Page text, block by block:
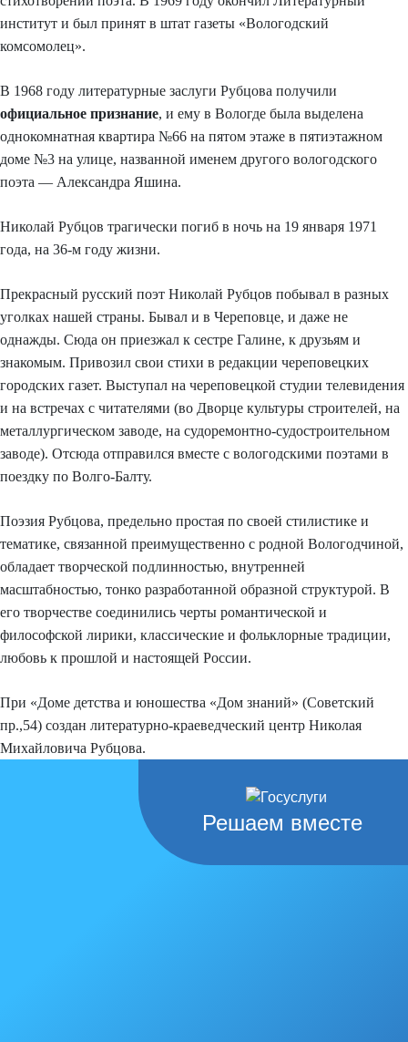
институт и был принят в штат газеты «Вологодский
комсомолец».
В 1968 году литературные заслуги Рубцова получили
официальное признание, и ему в Вологде была выделена
однокомнатная квартира №66 на пятом этаже в пятиэтажном
доме №3 на улице, названной именем другого вологодского
поэта — Александра Яшина.
Николай Рубцов трагически погиб в ночь на 19 января 1971
года, на 36-м году жизни.
Прекрасный русский поэт Николай Рубцов побывал в разных
уголках нашей страны. Бывал и в Череповце, и даже не
однажды. Сюда он приезжал к сестре Галине, к друзьям и
знакомым. Привозил свои стихи в редакции череповецких
городских газет. Выступал на череповецкой студии телевидения
и на встречах с читателями (во Дворце культуры строителей, на
металлургическом заводе, на судоремонтно-судостроительном
заводе). Отсюда отправился вместе с вологодскими поэтами в
поездку по Волго-Балту.
Поэзия Рубцова, предельно простая по своей стилистике и
тематике, связанной преимущественно с родной Вологодчиной,
обладает творческой подлинностью, внутренней
масштабностью, тонко разработанной образной структурой. В
его творчестве соединились черты романтической и
философской лирики, классические и фольклорные традиции,
любовь к прошлой и настоящей России.
При «Доме детства и юношества «Дом знаний» (Советский
пр.,54) создан литературно-краеведческий центр Николая
Михайловича Рубцова.
Решаем вместе